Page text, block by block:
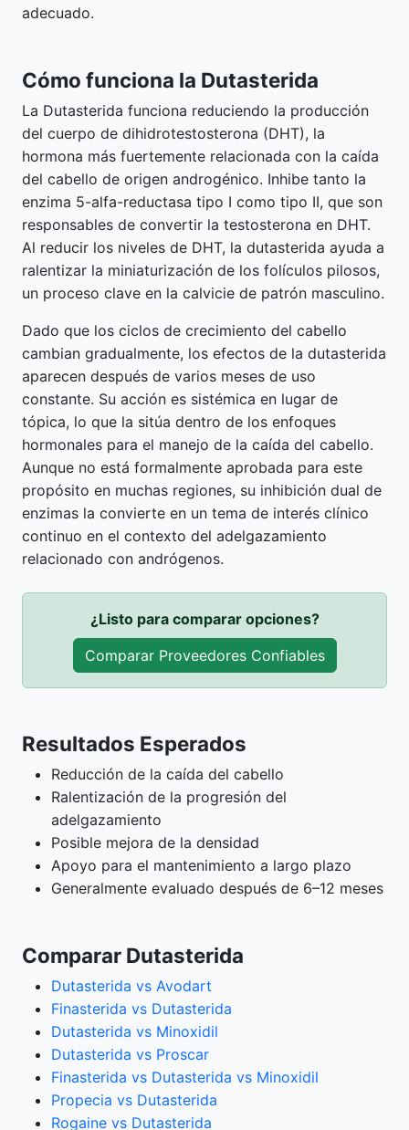
adecuado.
Cómo funciona la Dutasterida
La Dutasterida funciona reduciendo la producción
del cuerpo de dihidrotestosterona (DHT), la
hormona más fuertemente relacionada con la caída
del cabello de origen androgénico. Inhibe tanto la
enzima 5-alfa-reductasa tipo I como tipo II, que son
responsables de convertir la testosterona en DHT.
Al reducir los niveles de DHT, la dutasterida ayuda a
ralentizar la miniaturización de los folículos pilosos,
un proceso clave en la calvicie de patrón masculino.
Dado que los ciclos de crecimiento del cabello
cambian gradualmente, los efectos de la dutasterida
aparecen después de varios meses de uso
constante. Su acción es sistémica en lugar de
tópica, lo que la sitúa dentro de los enfoques
hormonales para el manejo de la caída del cabello.
Aunque no está formalmente aprobada para este
propósito en muchas regiones, su inhibición dual de
enzimas la convierte en un tema de interés clínico
continuo en el contexto del adelgazamiento
relacionado con andrógenos.
¿Listo para comparar opciones?
Comparar Proveedores Confiables
Resultados Esperados
Reducción de la caída del cabello
Ralentización de la progresión del
adelgazamiento
Posible mejora de la densidad
Apoyo para el mantenimiento a largo plazo
Generalmente evaluado después de 6–12 meses
Comparar Dutasterida
Dutasterida vs Avodart
Finasterida vs Dutasterida
Dutasterida vs Minoxidil
Dutasterida vs Proscar
Finasterida vs Dutasterida vs Minoxidil
Propecia vs Dutasterida
Rogaine vs Dutasterida